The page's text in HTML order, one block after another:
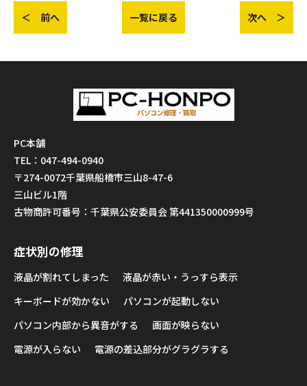
＜ 前へ 一覧に戻る 次へ ＞
PC本舗
TEL：047-494-0940
〒274-0072千葉県船橋市三山8-47-6
三山ビル1階
古物商許可番号：千葉県公安委員会 第441350000999号
症状別の修理
液晶が割れてしまった
液晶が赤い・うっすら表示
キーボードが効かない
パソコンが起動しない
パソコン内部から異音がする
画面が映らない
電源が入らない
電源の差込部分がグラグラする